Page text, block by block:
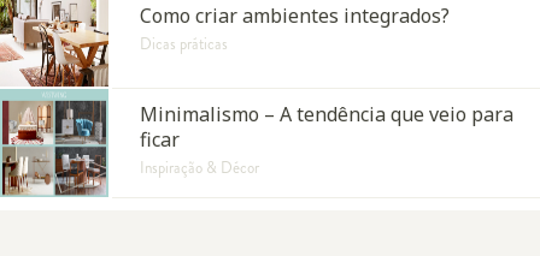
Como criar ambientes integrados?
Dicas práticas
Minimalismo – A tendência que veio para
ficar
Inspiração & Décor